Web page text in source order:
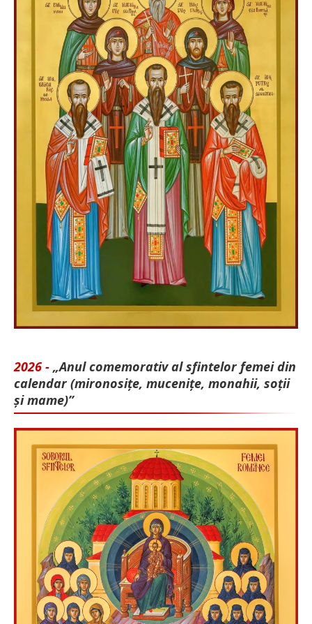
2026 - „Anul comemorativ al sfintelor femei din
calendar (mironosițe, mu­cenițe, monahii, soții
și mame)”